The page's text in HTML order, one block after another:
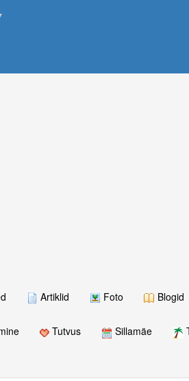
Artiklid Foto Blogid
Tutvus Sillamäe